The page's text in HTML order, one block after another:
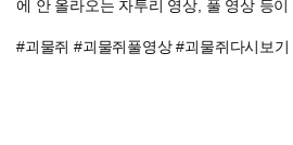
에 안 올라오는 자투리 영상, 풀 영상 등이
#괴물쥐 #괴물쥐풀영상 #괴물쥐다시보기